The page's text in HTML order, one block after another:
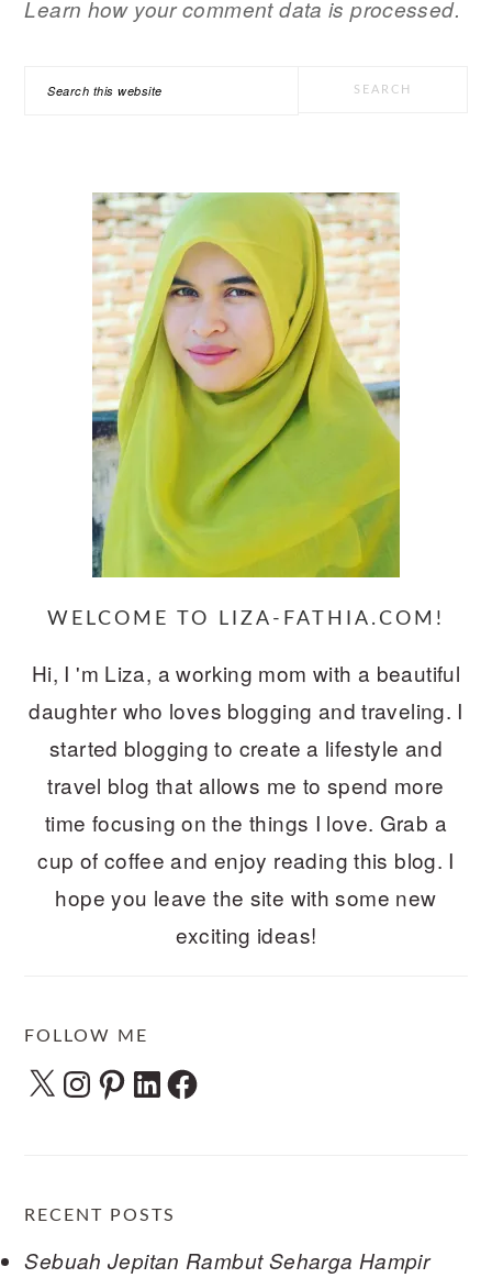
Learn how your comment data is processed.
Search
WELCOME TO LIZA-FATHIA.COM!
Hi, I 'm Liza, a working mom with a beautiful
daughter who loves blogging and traveling. I
started blogging to create a lifestyle and
travel blog that allows me to spend more
time focusing on the things I love. Grab a
cup of coffee and enjoy reading this blog. I
hope you leave the site with some new
exciting ideas!
FOLLOW ME
X Instagram
Pinterest
LinkedInFacebook
RECENT POSTS
Sebuah Jepitan Rambut Seharga Hampir